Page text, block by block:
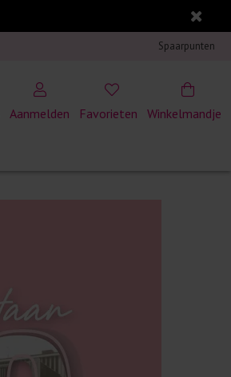
Spaarpunten
Winkelmandje
Aanmelden Favorieten